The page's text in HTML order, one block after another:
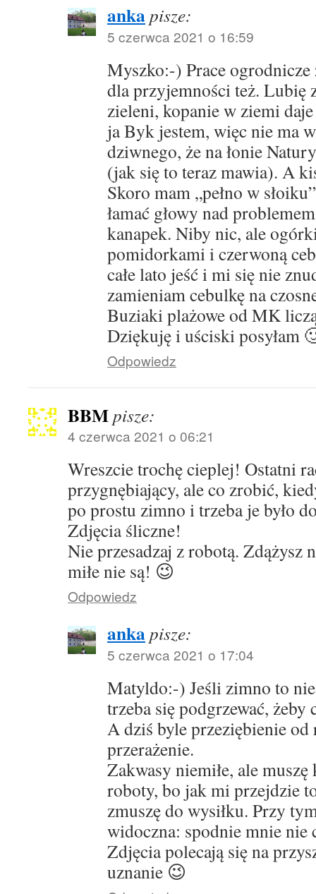
anka pisze:
5 czerwca 2021 o 16:59
Myszko:-) Prace
dla przyjemności też. Lubię
zieleni, kopanie w ziemi
ja Byk jestem, więc nie ma
dziwnego, że na łonie
(jak się to teraz mawia). A
Skoro mam „pełno w
łamać głowy nad
kanapek. Niby nic, ale
pomidorkami i czerwoną
całe lato jeść i mi się nie
zamieniam cebulkę na
Buziaki plażowe od MK
Dziękuję i uściski posyłam
Odpowiedz
BBM pisze:
4 czerwca 2021 o 06:21
Wreszcie trochę cieplej! Ostatni
przygnębiający, ale co zrobić,
po prostu zimno i trzeba je było
Zdjęcia śliczne!
Nie przesadzaj z robotą. Zdążysz
miłe nie są! 😉
Odpowiedz
anka pisze:
5 czerwca 2021 o 17:04
Matyldo:-) Jeśli zimno to nie
trzeba się podgrzewać, żeby
A dziś byle przeziębienie od
przerażenie.
Zakwasy niemiłe, ale
roboty, bo jak mi przejdzie
zmuszę do wysiłku. Przy
widoczna: spodnie mnie nie
Zdjęcia polecają się na
uznanie 😉